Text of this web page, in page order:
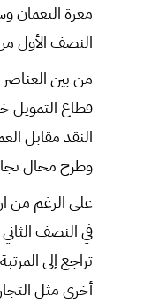
معرة النعمان
النصف الأول من
من بين العناصر
قطاع التمويل
النقد مقابل
وطرح محال
على الرغم من
في النصف
تراجع إلى
أخرى مثل